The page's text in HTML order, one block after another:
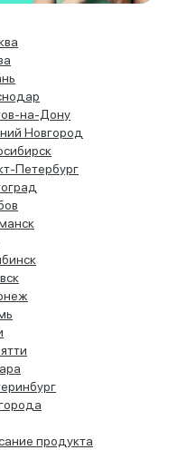
на-Дону
Новгород
Петербург
продукта